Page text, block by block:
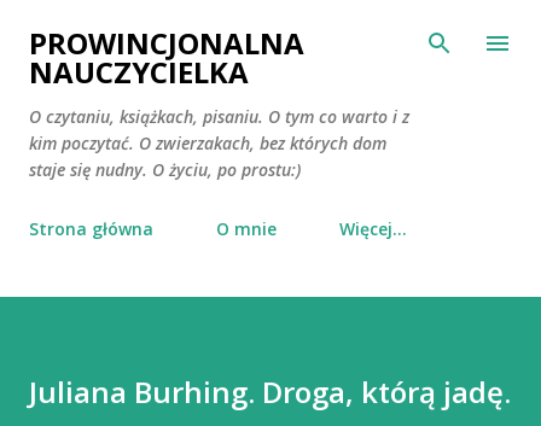
Przejdź do głównej zawartości
PROWINCJONALNA
NAUCZYCIELKA
O czytaniu, książkach, pisaniu. O tym co warto i z
kim poczytać. O zwierzakach, bez których dom
staje się nudny. O życiu, po prostu:)
Strona główna O mnie Więcej…
Juliana Burhing. Droga, którą jadę.